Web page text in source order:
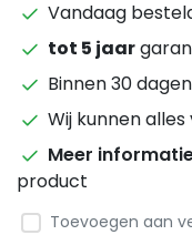
Vandaag
tot 5 jaar
Binnen 30
Wij kunnen
Meer
product
Toevoegen aan